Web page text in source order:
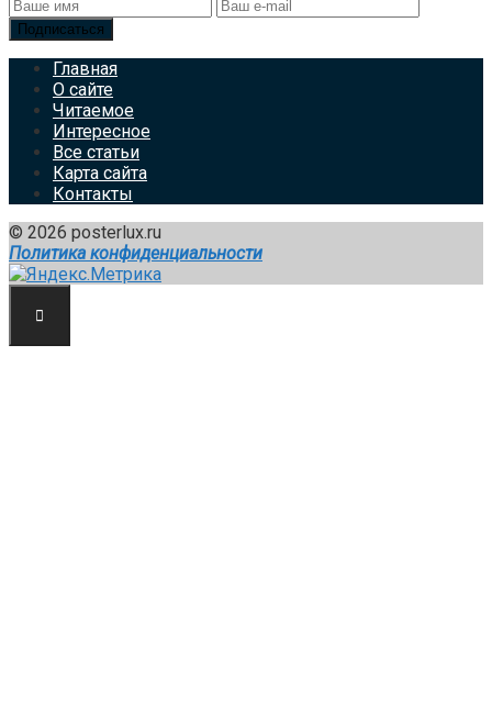
Подписаться
Главная
О сайте
Читаемое
Интересное
Все статьи
Карта сайта
Контакты
© 2026 posterlux.ru
Политика конфиденциальности